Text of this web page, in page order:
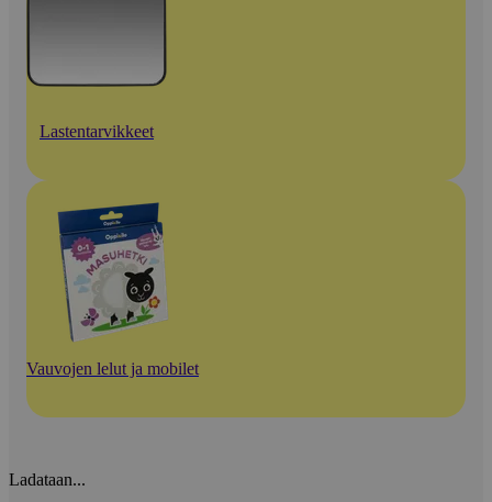
Lastentarvikkeet
Vauvojen lelut ja mobilet
Ladataan...